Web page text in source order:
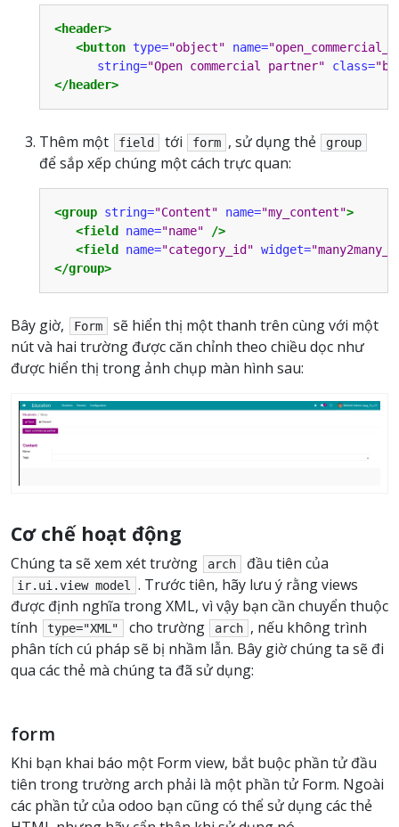
<header>
<button type="object" name=
string="Open commercial partner" class=
</header>
Thêm một field tới form , sử dụng thẻ group
để sắp xếp chúng một cách trực quan:
<group string="Content" name="my_content">
<field
name="name"
/>
<field
name="category_id" widget=
</group>
Bây giờ, Form
sẽ hiển thị một thanh trên cùng với một
nút và hai trường được căn chỉnh theo chiều dọc như
được hiển thị trong ảnh chụp màn hình sau:
Cơ chế hoạt động
Chúng ta sẽ xem xét trường arch đầu tiên của
ir.ui.view model . Trước tiên, hãy lưu ý rằng views
được định nghĩa trong XML, vì vậy bạn cần chuyển thuộc
tính
type="XML" cho trường arch , nếu không trình
phân tích cú pháp sẽ bị nhầm lẫn. Bây giờ chúng ta sẽ đi
qua các thẻ mà chúng ta đã sử dụng:
form
Khi bạn khai báo một Form view, bắt buộc phần tử đầu
tiên trong trường arch phải là một phần tử Form. Ngoài
các phần tử của odoo bạn cũng có thể sử dụng các thẻ